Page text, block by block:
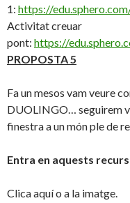
1: https://
Activitat creuar
pont: https://
PROPOSTA 5
Fa un mesos vam veure
DUOLINGO… seguirem
finestra a un món ple de
Entra en aquests
Clica aquí o a la imatge.